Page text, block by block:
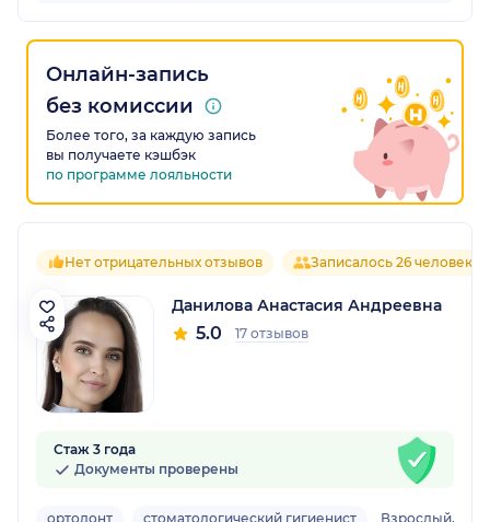
Онлайн-запись
без комиссии
Более того, за каждую запись
вы получаете кэшбэк
по программе лояльности
Нет отрицательных отзывов Записалось 26 человек
Данилова Анастасия Андреевна
5.0 17 отзывов
Стаж 3 года
Документы проверены
ортодонт стоматологический гигиенист Взрослый,